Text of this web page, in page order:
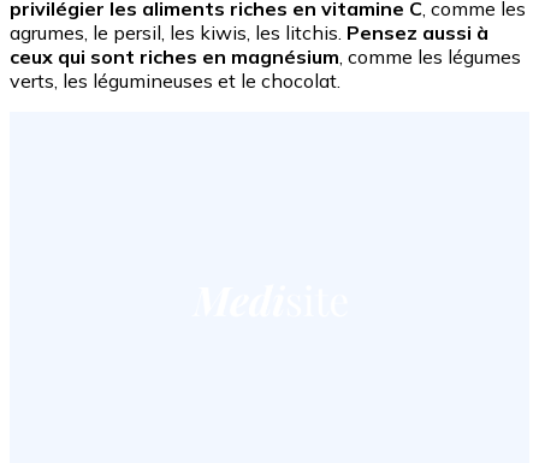
privilégier les aliments riches en vitamine C, comme les
agrumes, le persil, les kiwis, les litchis. Pensez aussi à
ceux qui sont riches en magnésium, comme les légumes
verts, les légumineuses et le chocolat.